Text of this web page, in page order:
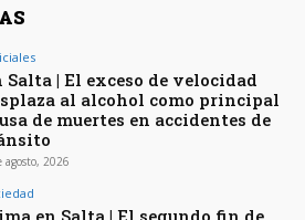
Salta | El exceso de velocidad
al alcohol como principal
de muertes en accidentes de
agosto, 2026